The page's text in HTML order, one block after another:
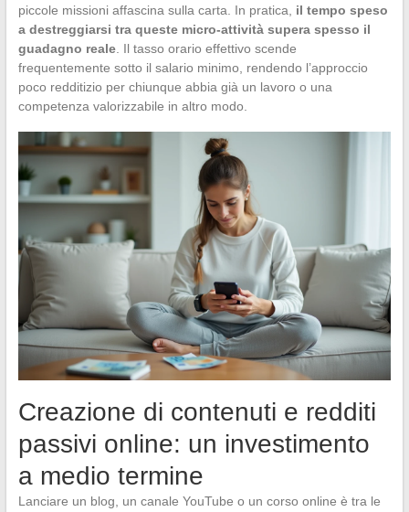
piccole missioni affascina sulla carta. In pratica, il tempo speso
a destreggiarsi tra queste micro-attività supera spesso il
guadagno reale. Il tasso orario effettivo scende
frequentemente sotto il salario minimo, rendendo l’approccio
poco redditizio per chiunque abbia già un lavoro o una
competenza valorizzabile in altro modo.
Creazione di contenuti e redditi
passivi online: un investimento
a medio termine
Lanciare un blog, un canale YouTube o un corso online è tra le